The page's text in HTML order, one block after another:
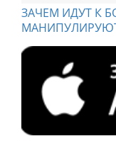
ЗАЧЕМ ИДУТ К